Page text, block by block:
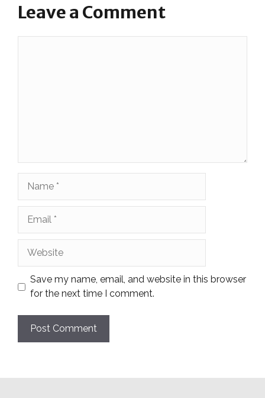
Leave a Comment
Save my name, email, and website in this browser
for the next time I comment.